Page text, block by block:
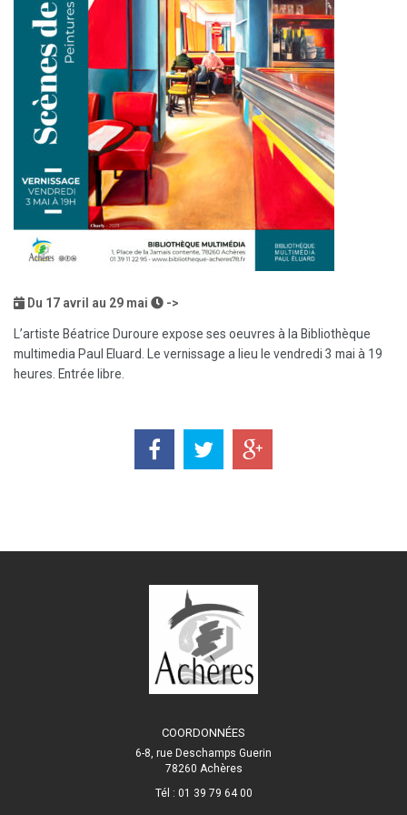
Du 17 avril au 29 mai ->
L’artiste Béatrice Duroure expose ses oeuvres à la Bibliothèque
multimedia Paul Eluard. Le vernissage a lieu le vendredi 3 mai à 19
heures. Entrée libre.
COORDONNÉES
6-8, rue Deschamps Guerin
78260 Achères
Tél : 01 39 79 64 00